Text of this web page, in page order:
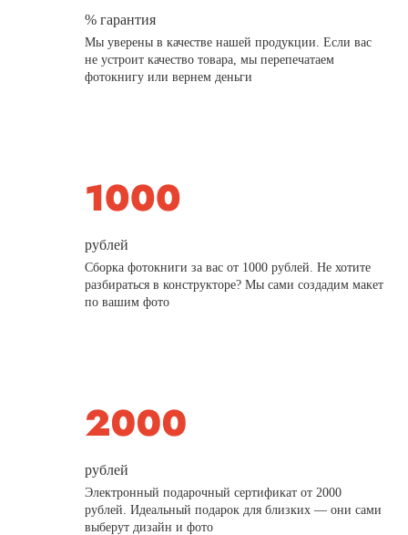
% гарантия
Мы уверены в качестве нашей продукции. Если вас
не устроит качество товара, мы перепечатаем
фотокнигу или вернем деньги
рублей
Сборка фотокниги за вас от 1000 рублей. Не хотите
разбираться в конструкторе? Мы сами создадим макет
по вашим фото
рублей
Электронный подарочный сертификат от 2000
рублей. Идеальный подарок для близких — они сами
выберут дизайн и фото